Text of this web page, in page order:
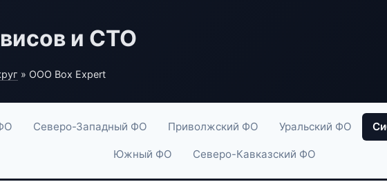
и СТО
» ООО Box Expert
Северо-Западный ФО Приволжский ФО Уральский ФО
Южный ФО Северо-Кавказский ФО